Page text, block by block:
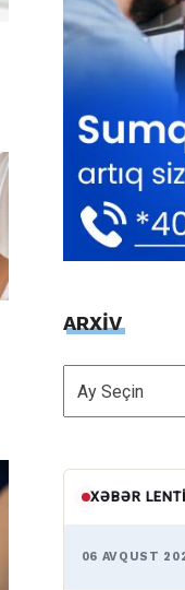
ARXİV
ARXİV
XƏBƏR LENTI
06 AVQUST